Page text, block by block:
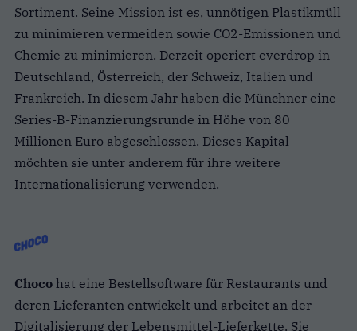
Sortiment. Seine Mission ist es, unnötigen Plastikmüll
zu minimieren vermeiden sowie CO2-Emissionen und
Chemie zu minimieren. Derzeit operiert everdrop in
Deutschland, Österreich, der Schweiz, Italien und
Frankreich. In diesem Jahr haben die Münchner eine
Series-B-Finanzierungsrunde in Höhe von 80
Millionen Euro abgeschlossen. Dieses Kapital
möchten sie unter anderem für ihre weitere
Internationalisierung verwenden.
Choco hat ​​eine Bestellsoftware für Restaurants und
deren Lieferanten entwickelt und arbeitet an der
Digitalisierung der Lebensmittel-Lieferkette. Sie